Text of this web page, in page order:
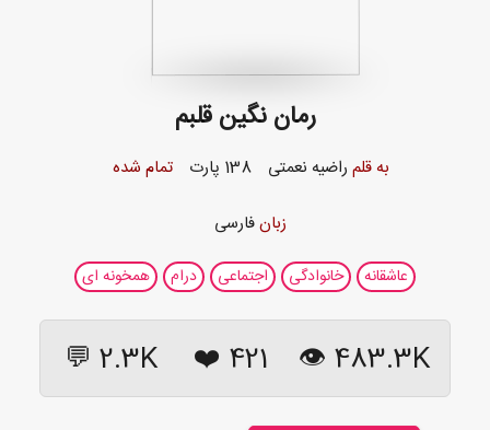
رمان نگین قلبم
به قلم راضیه نعمتی 138 پارت تمام شده
زبانفارسی
عاشقانه خانوادگی اجتماعی درام همخونه ای
483.3K 👁
421
❤️
2.3K 💬